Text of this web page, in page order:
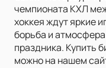
чемпионата КХЛ
хоккея ждут яркие
борьба и
праздника. Купить
можно на нашем